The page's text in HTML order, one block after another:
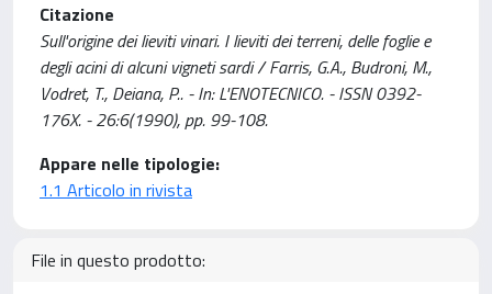
Citazione
Sull'origine dei lieviti vinari. I lieviti dei terreni, delle foglie e
degli acini di alcuni vigneti sardi / Farris, G.A., Budroni, M.,
Vodret, T., Deiana, P.. - In: L'ENOTECNICO. - ISSN 0392-
176X. - 26:6(1990), pp. 99-108.
Appare nelle tipologie:
1.1 Articolo in rivista
File in questo prodotto: